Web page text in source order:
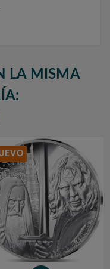
LA MISMA